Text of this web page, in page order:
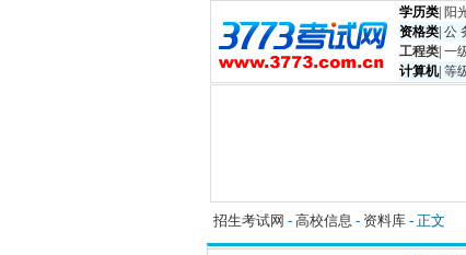
学历类 阳
资格类 公
工程类 一
计算机| 等
招生考试网 - 高校信息 - 资料库 - 正文